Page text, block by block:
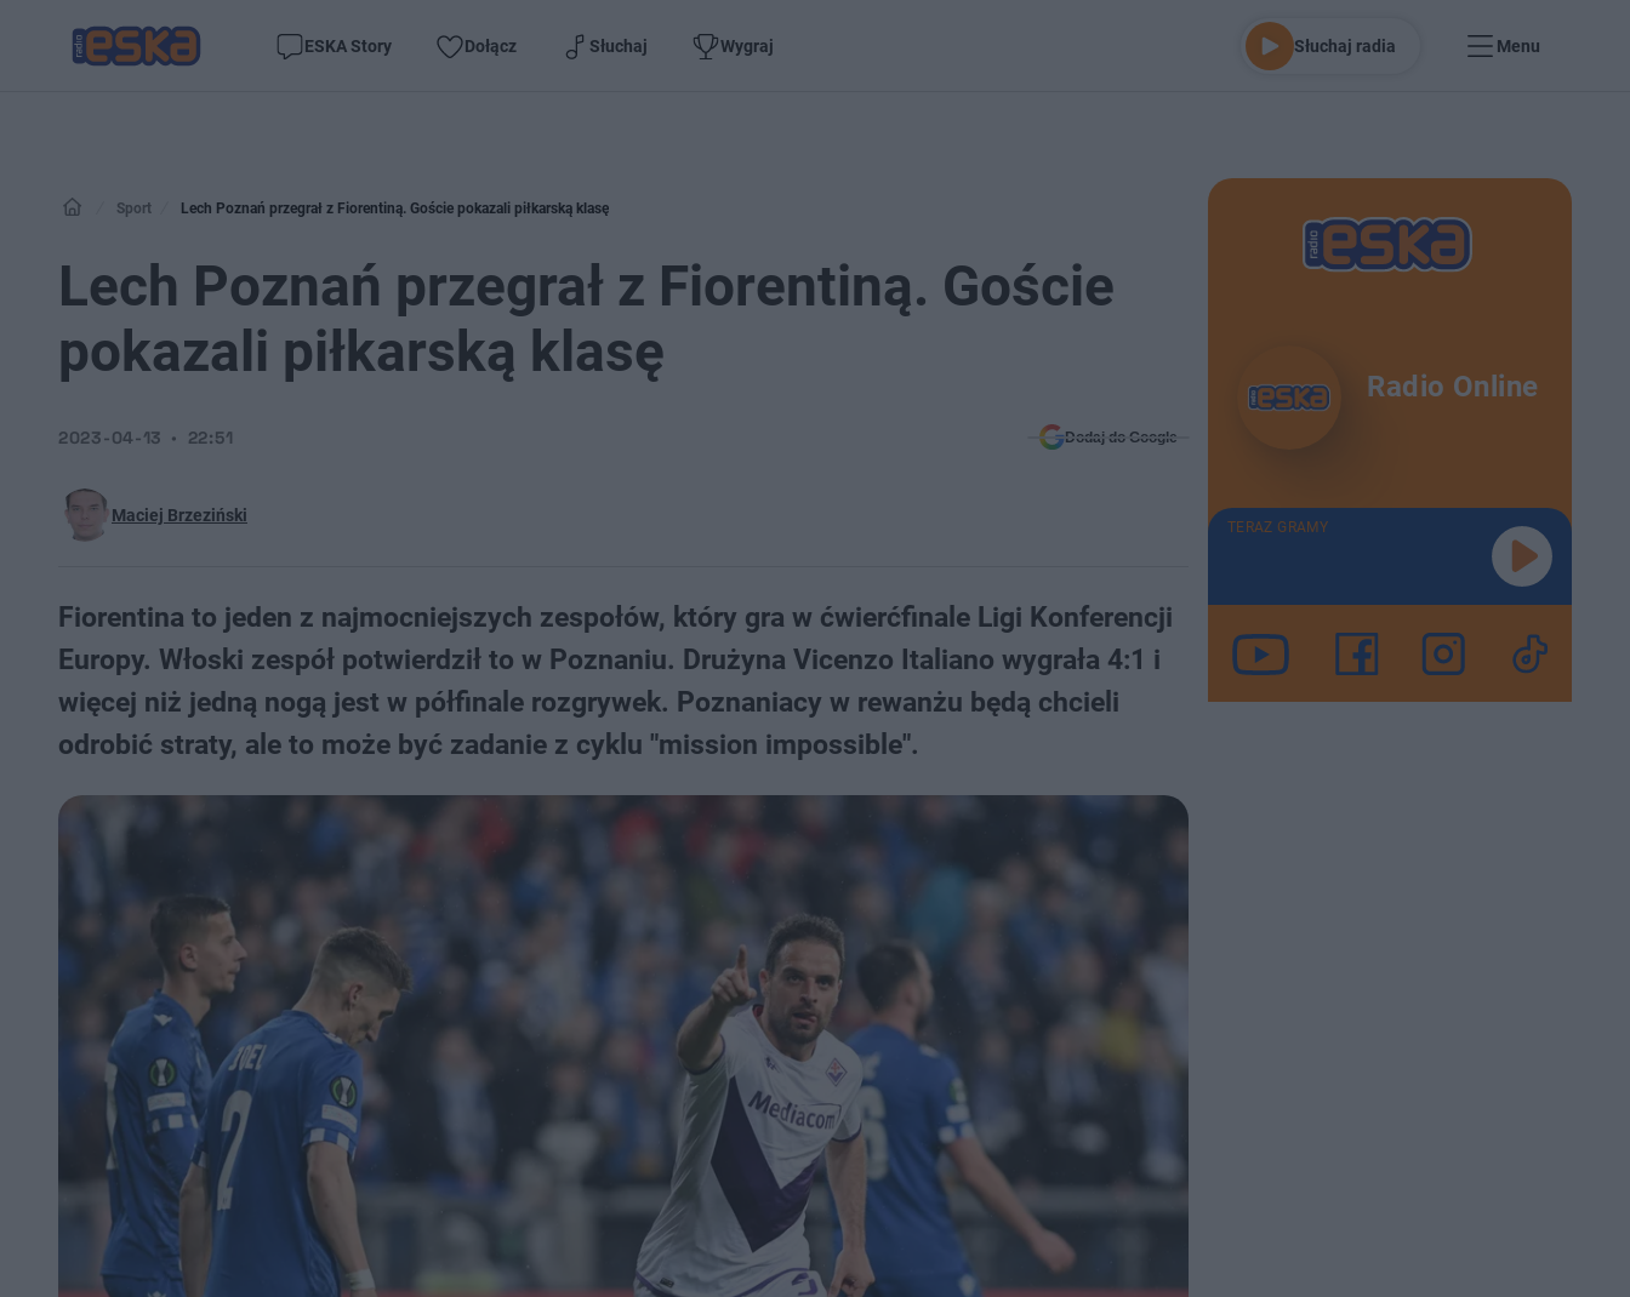
ESKA Story Dołącz Słuchaj Wygraj Słuchaj radia Menu
Sport Lech Poznań przegrał z Fiorentiną. Goście pokazali piłkarską klasę
Lech Poznań przegrał z Fiorentiną. Goście
pokazali piłkarską klasę
Maciej Brzeziński
2023-04-13 22:51 Dodaj do Google
Fiorentina to jeden z najmocniejszych zespołów, który gra w ćwierćfinale Ligi Konferencji
Europy. Włoski zespół potwierdził to w Poznaniu. Drużyna Vicenzo Italiano wygrała 4:1 i
więcej niż jedną nogą jest w półfinale rozgrywek. Poznaniacy w rewanżu będą chcieli
odrobić straty, ale to może być zadanie z cyklu "mission impossible".
Radio Online
TERAZ GRAMY